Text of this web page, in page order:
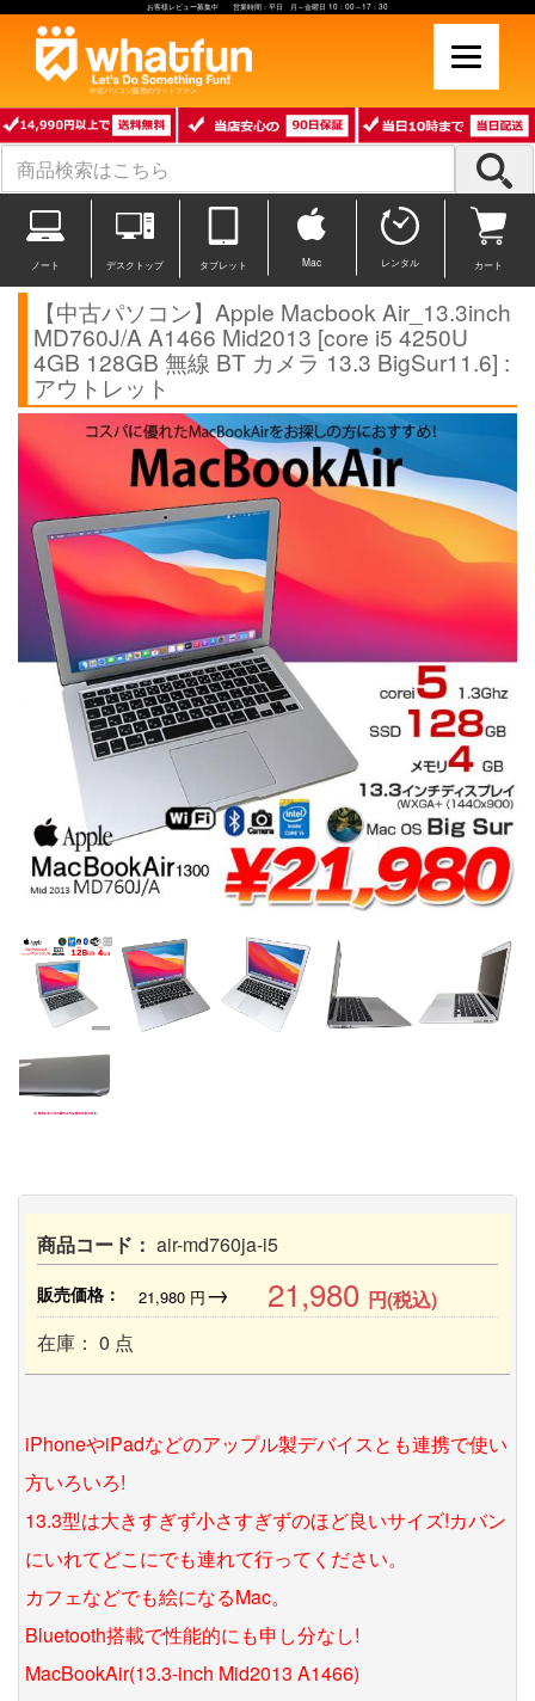
お客様レビュー募集中 営業時間：平日 月～金曜日 10：00～17：30
中古パソコン販売のワットファン
ノート デスクトップ タブレット Mac レンタル カート
【中古パソコン】Apple Macbook Air_13.3inch
MD760J/A A1466 Mid2013 [core i5 4250U
4GB 128GB 無線 BT カメラ 13.3 BigSur11.6] :
アウトレット
商品コード： air-md760ja-i5
販売価格： 21,980円→ 21,980 円(税込)
在庫： 0 点
iPhoneやiPadなどのアップル製デバイスとも連携で使い
方いろいろ!
13.3型は大きすぎず小さすぎずのほど良いサイズ!カバン
にいれてどこにでも連れて行ってください。
カフェなどでも絵になるMac。
Bluetooth搭載で性能的にも申し分なし!
MacBookAir(13.3-inch Mid2013 A1466)